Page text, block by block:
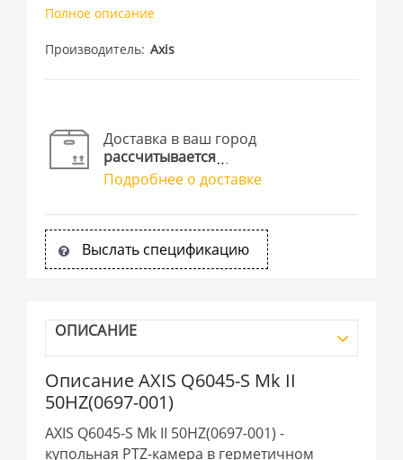
Полное описание
Производитель Axis
Доставка в ваш город
рассчитывается
Подробнее о доставке
Выслать спецификацию
ОПИСАНИЕ
Описание AXIS Q6045-S Mk II
50HZ(0697-001)
AXIS Q6045-S Mk II 50HZ(0697-001) -
купольная PTZ-камера в герметичном